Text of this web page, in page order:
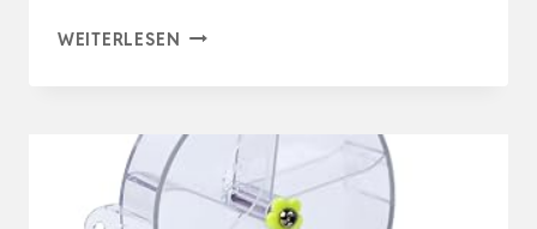
WEITERLESEN KISANGEL
FAHRRAD
INTELLIGENZSPIELZEUG
TRAININGSSPIELZEUG